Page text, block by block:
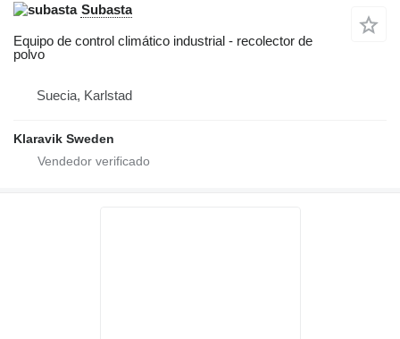
Subasta
Equipo de control climático industrial - recolector de
polvo
Suecia, Karlstad
Klaravik Sweden